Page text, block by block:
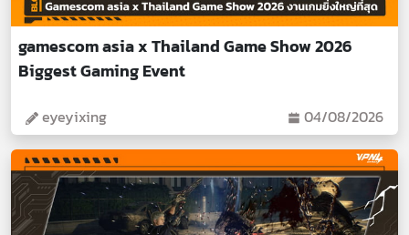
gamescom asia x Thailand Game Show 2026
Biggest Gaming Event
eyeyixing 04/08/2026